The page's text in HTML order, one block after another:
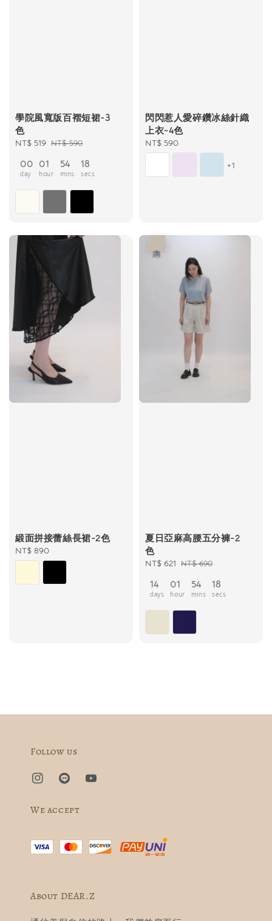
學院風寬版百褶短裙-3
色
Sale
NT$ 519 Regular
NT$ 590
00
day
01
hour
54
mins
17
secs
閃閃惹人愛碎鑽冰絲針織
上衣-4色
Regular
price
NT$ 590
+1
緞面拼接蕾絲長裙-2色
Regular
price
NT$ 890
夏日亞麻高腰五分褲-2
色
Sale
NT$ 621 Regular
NT$ 690
14
days
01
hour
54
mins
17
secs
Follow us
We accept
About DEAR.Z